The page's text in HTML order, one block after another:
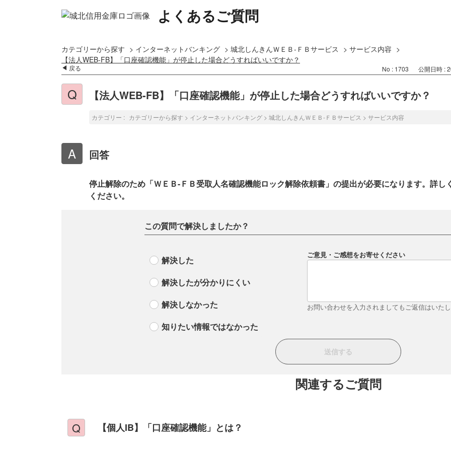
よくあるご質問
カテゴリーから探す > インターネットバンキング > 城北しんきんＷＥＢ-ＦＢサービス > サービス内容 >
【法人WEB-FB】「口座確認機能」が停止した場合どうすればいいですか？
戻る No : 1703 公開日時 :
【法人WEB-FB】「口座確認機能」が停止した場合どうすればいいですか？
カテゴリー : カテゴリーから探す > インターネットバンキング > 城北しんきんＷＥＢ-ＦＢサービス > サービス内容
回答
停止解除のため「ＷＥＢ-ＦＢ受取人名確認機能ロック解除依頼書」の提出が必要になります。詳
ください。
この質問で解決しましたか？
解決した
解決したが分かりにくい
解決しなかった
知りたい情報ではなかった
ご意見・ご感想をお寄せください
お問い合わせを入力されましてもご返信はいた
関連するご質問
【個人IB】「口座確認機能」とは？